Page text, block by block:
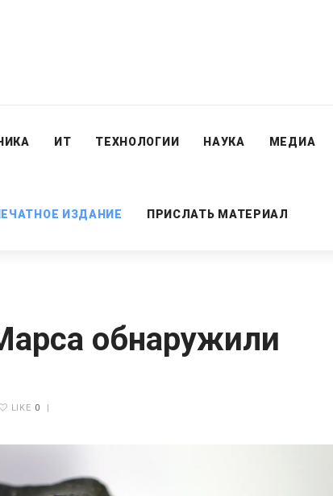
ИТ ТЕХНОЛОГИИ НАУКА МЕДИА
ИЗДАНИЕ ПРИСЛАТЬ МАТЕРИАЛ
обнаружили
LIKE 0